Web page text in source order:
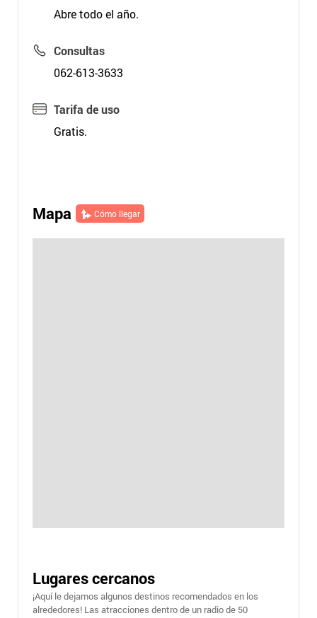
Abre todo el año.
Consultas
062-613-3633
Tarifa de uso
Gratis.
Mapa Cómo llegar
Lugares cercanos
¡Aquí le dejamos algunos destinos recomendados en los
alrededores! Las atracciones dentro de un radio de 50